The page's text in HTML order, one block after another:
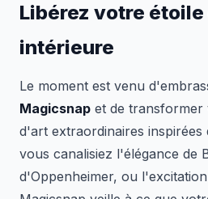
Libérez votre
intérieure
Le moment est venu
Magicsnap et de
d'art extraordinaires inspirées
vous canalisiez l'élégance de
d'Oppenheimer, ou